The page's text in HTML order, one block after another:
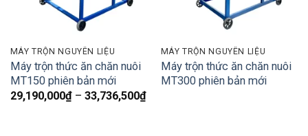
MÁY TRỘN NGUYÊN LIỆU
Máy trộn thức ăn chăn nuôi
MT150 phiên bản mới
29,190,000₫ – 33,736,500₫Khoảng
MÁY TRỘN NGUYÊN LIỆU
Máy trộn thức ăn chăn nuôi
MT300 phiên bản mới